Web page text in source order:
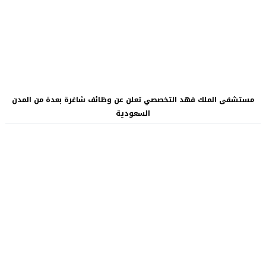
مستشفى الملك فهد التخصصي تعلن عن وظائف شاغرة بعدة من المدن
السعودية